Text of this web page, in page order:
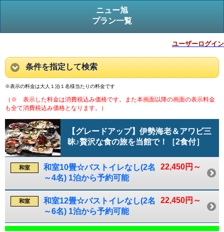
ニュー旭
プラン一覧
ユーザーログイン
条件を指定して検索
※表示の料金は大人１泊１名様当たりの料金です
（※ 表示した料金は消費税込み価格です。また本画面以降の画面の表示料金
も全て消費税込み価格となります。）
【グレードアップ】伊勢海老＆アワビ三
昧♪贅沢な食の旅を当館で！［2食付］
22,450円～
和室
和室10畳☆バストイレなし(2名
～4名) 1泊から予約可能
22,450円～
和室
和室12畳☆バストイレなし(2名
～6名) 1泊から予約可能